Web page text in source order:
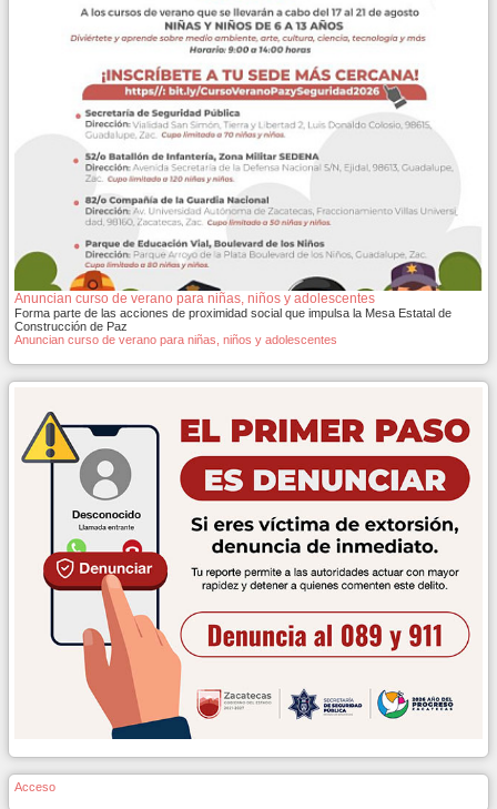
Anuncian curso de verano para niñas, niños y adolescentes
Forma parte de las acciones de proximidad social que impulsa la Mesa Estatal de
Construcción de Paz
Anuncian curso de verano para niñas, niños y adolescentes
Acceso